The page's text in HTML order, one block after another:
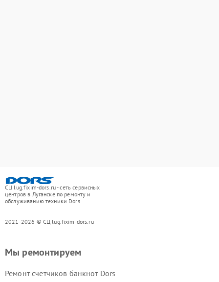
СЦ lug.fixim-dors.ru - сеть сервисных
центров в Луганске по ремонту и
обслуживанию техники Dors
2021-2026 © СЦ lug.fixim-dors.ru
Мы ремонтируем
Ремонт счетчиков банкнот Dors